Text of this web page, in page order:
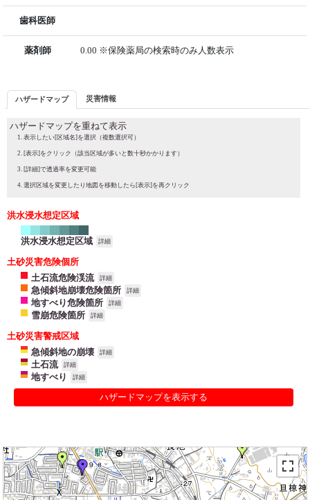
歯科医師
薬剤師 0.00 ※保険薬局の検索時のみ人数表示
ハザードマップ 災害情報
ハザードマップを重ねて表示
表示したい[区域名]を選択（複数選択可）
[表示]をクリック（該当区域が多いと数十秒かかります）
[詳細]で透過率を変更可能
選択区域を変更したり地図を移動したら[表示]を再クリック
洪水浸水想定区域
洪水浸水想定区域 詳細
土砂災害危険個所
土石流危険渓流
詳細
急傾斜地崩壊危険箇所 詳細
地すべり危険箇所 詳細
雪崩危険箇所 詳細
土砂災害警戒区域
急傾斜地の崩壊
詳細
土石流 詳細
地すべり 詳細
ハザードマップを表示する